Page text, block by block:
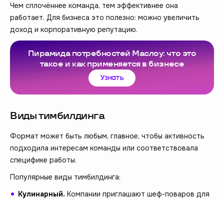
Чем сплочённее команда, тем эффективнее она
работает. Для бизнеса это полезно: можно увеличить
доход и корпоративную репутацию.
Пирамида потребностей Маслоу: что это
такое и как применяется в бизнесе
Узнать
Виды тимбилдинга
Формат может быть любым, главное, чтобы активность
подходила интересам команды или соответствовала
специфике работы.
Популярные виды тимбилдинга:
Кулинарный. Компании приглашают шеф-поваров для